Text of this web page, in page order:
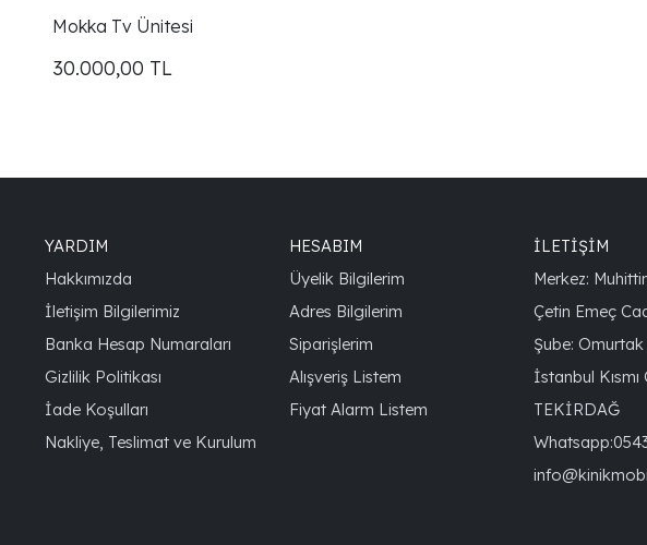
Mokka Tv Ünitesi
30.000,00 TL
YARDIM
Hakkımızda
İletişim Bilgilerimiz
Banka Hesap Numaraları
Gizlilik Politikası
İade Koşulları
Nakliye, Teslimat ve Kurulum
HESABIM
Üyelik Bilgilerim
Adres Bilgilerim
Siparişlerim
Alışveriş Listem
Fiyat Alarm Listem
İLETİŞİM
Merkez:
Çetin Emeç
Şube:
İstanbul
TEKİRDAĞ
Whatsapp: